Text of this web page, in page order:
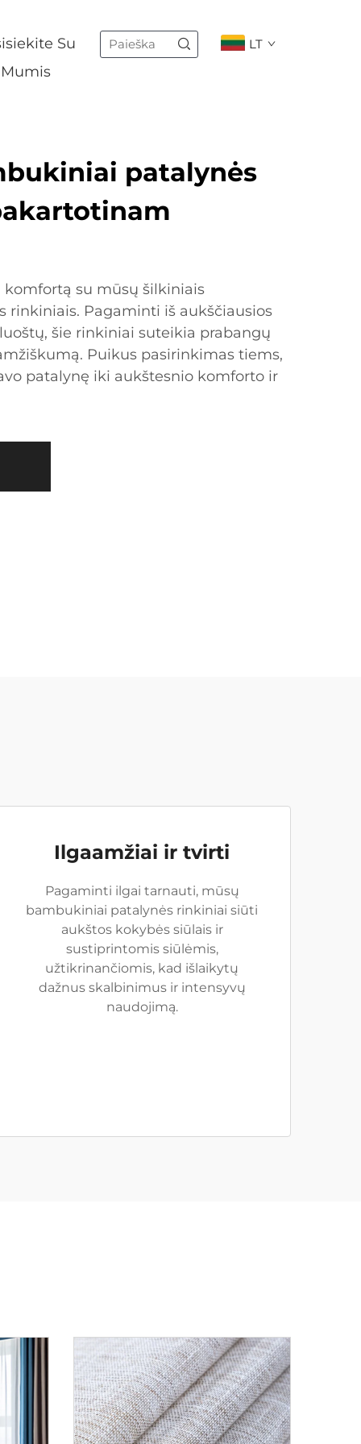
Su
Mumis
LT
patalynės
su mūsų šilkiniais
rinkiniais. Pagaminti iš aukščiausios
šie rinkiniai suteikia prabangų
Puikus pasirinkimas tiems,
patalynę iki aukštesnio komforto ir
Ilgaamžiai ir tvirti
Pagaminti ilgai tarnauti, mūsų
bambukiniai patalynės rinkiniai siūti
aukštos kokybės siūlais ir
sustiprintomis siūlėmis,
užtikrinančiomis, kad išlaikytų
dažnus skalbinimus ir intensyvų
naudojimą.